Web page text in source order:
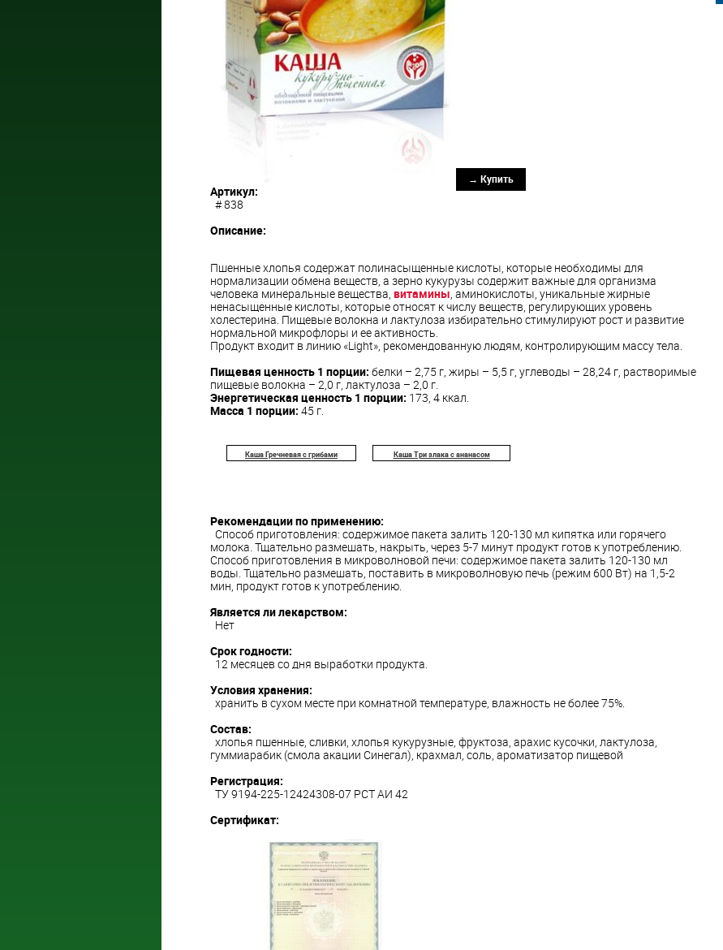
→ Купить
Артикул:
# 838
Описание:
Пшенные хлопья содержат полинасыщенные кислоты, которые необходимы для
нормализации обмена веществ, а зерно кукурузы содержит важные для организма
человека минеральные вещества, витамины, аминокислоты, уникальные жирные
ненасыщенные кислоты, которые относят к числу веществ, регулирующих уровень
холестерина. Пищевые волокна и лактулоза избирательно стимулируют рост и развитие
нормальной микрофлоры и ее активность.
Продукт входит в линию «Light», рекомендованную людям, контролирующим массу тела.
Пищевая ценность 1 порции: белки – 2,75 г, жиры – 5,5 г, углеводы – 28,24 г, растворимые
пищевые волокна – 2,0 г, лактулоза – 2,0 г.
Энергетическая ценность 1 порции: 173, 4 ккал.
Масса 1 порции: 45 г.
Каша Гречневая с грибами Каша Три злака с ананасом
Рекомендации по применению:
Способ приготовления: содержимое пакета залить 120-130 мл кипятка или горячего
молока. Тщательно размешать, накрыть, через 5-7 минут продукт готов к употреблению.
Способ приготовления в микроволновой печи: содержимое пакета залить 120-130 мл
воды. Тщательно размешать, поставить в микроволновую печь (режим 600 Вт) на 1,5-2
мин, продукт готов к употреблению.
Является ли лекарством:
Нет
Срок годности:
12 месяцев со дня выработки продукта.
Условия хранения:
хранить в сухом месте при комнатной температуре, влажность не более 75%.
Состав:
хлопья пшенные, сливки, хлопья кукурузные, фруктоза, арахис кусочки, лактулоза,
гуммиарабик (смола акации Синегал), крахмал, соль, ароматизатор пищевой
Регистрация:
ТУ 9194-225-12424308-07 РСТ АИ 42
Сертификат: